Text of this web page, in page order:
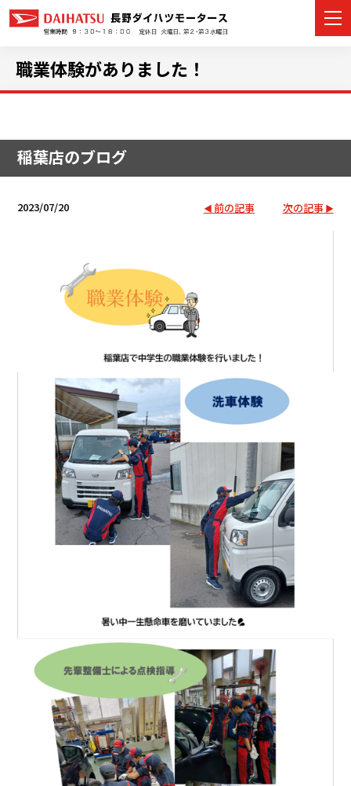
店舗情報
アフターサポート
会社情報
職業体験がありました！
稲葉店のブログ
2023/07/20 前の記事 次の記事